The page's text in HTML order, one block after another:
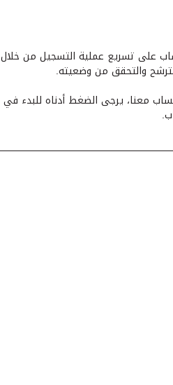
على تسريع عملية التسجيل من خلال
والتحقق من وضعيته.
معنا، يرجى الضغط أدناه للبدء في